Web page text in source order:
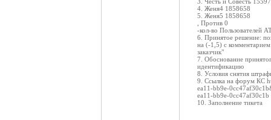
4. Женя4 1858658
5. Женя5 1858658
, Против 0
-кол-во Пользователей
6. Принятое решение:
на (-1,5) с
заказчик"
7. Обоснование
идентификацию
8. Условия снятия
9. Ссылка на форум КС
ea11-bb9e-
ea11-bb9e-0cc47af30c1b
10. Заполнение тикета